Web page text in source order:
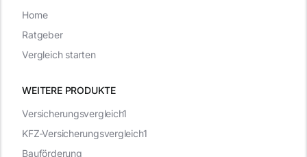
WEITERE PRODUKTE
Versicherungsvergleich1
KFZ-Versicherungsvergleich1
Bauförderung
Home
Ratgeber
Vergleich starten